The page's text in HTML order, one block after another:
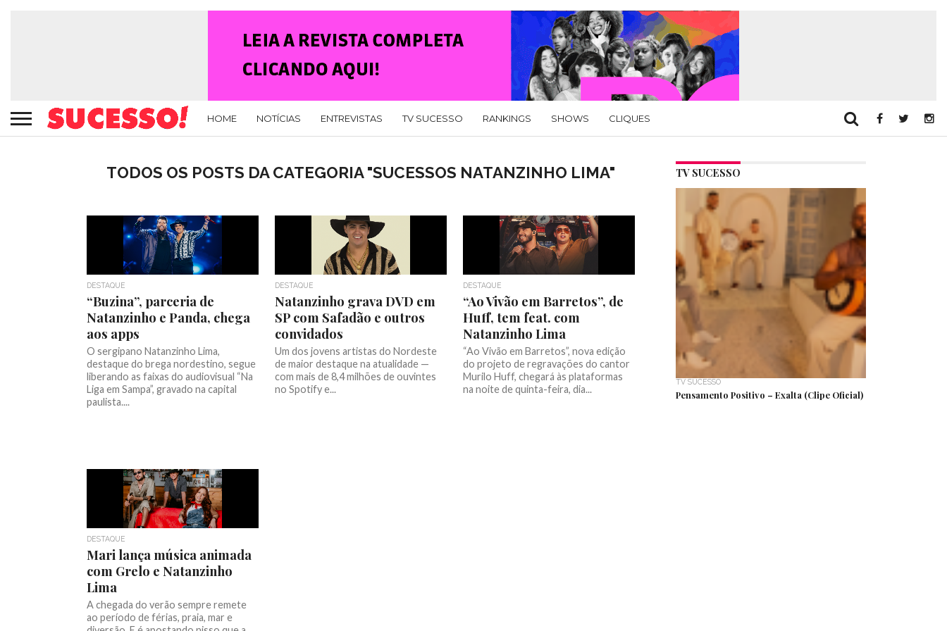
HOME NOTÍCIAS ENTREVISTAS TV SUCESSO RANKINGS SHOWS CLIQUES
TODOS OS POSTS DA CATEGORIA "SUCESSOS NATANZINHO LIMA"
DESTAQUE
“Buzina”, parceria de
Natanzinho e Panda, chega
aos apps
O sergipano Natanzinho Lima,
destaque do brega nordestino, segue
liberando as faixas do audiovisual “Na
Liga em Sampa”, gravado na capital
paulista....
DESTAQUE
Natanzinho grava DVD em
SP com Safadão e outros
convidados
Um dos jovens artistas do Nordeste
de maior destaque na atualidade —
com mais de 8,4 milhões de ouvintes
no Spotify e...
DESTAQUE
“Ao Vivão em Barretos”, de
Huff, tem feat. com
Natanzinho Lima
“Ao Vivão em Barretos”, nova edição
do projeto de regravações do cantor
Murilo Huff, chegará às plataformas
na noite de quinta-feira, dia...
DESTAQUE
Mari lança música animada
com Grelo e Natanzinho
Lima
A chegada do verão sempre remete
ao período de férias, praia, mar e
TV SUCESSO
TV SUCESSO
Pensamento Positivo – Exalta (Clipe Oficial)